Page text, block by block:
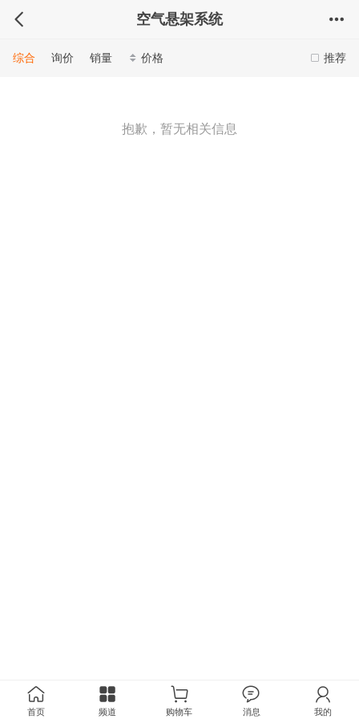
空气悬架系统
推荐
综合 询价 销量 价格
抱歉，暂无相关信息
首页 频道 购物车 消息 我的